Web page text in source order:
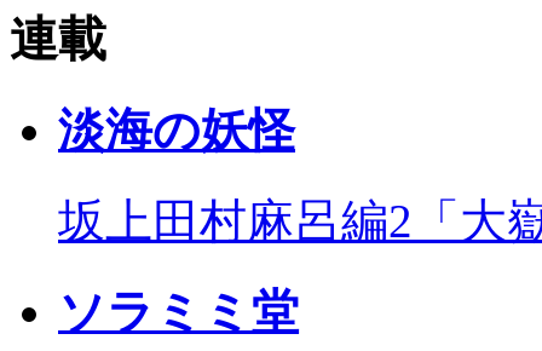
連載
淡海の妖怪
坂上田村麻呂編2「大
ソラミミ堂